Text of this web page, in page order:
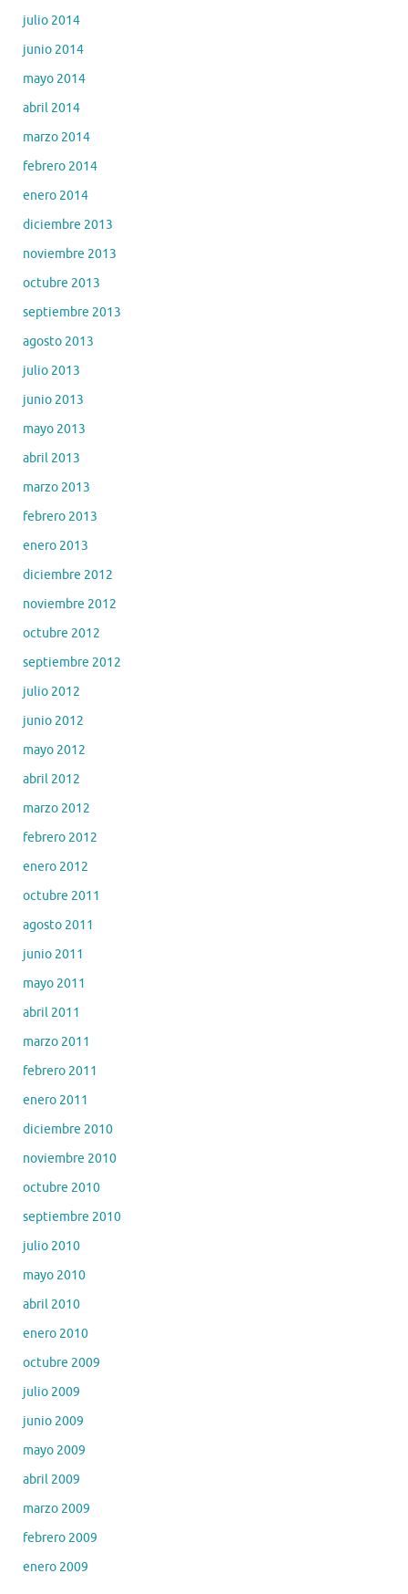
julio 2014
junio 2014
mayo 2014
abril 2014
marzo 2014
febrero 2014
enero 2014
diciembre 2013
noviembre 2013
octubre 2013
septiembre 2013
agosto 2013
julio 2013
junio 2013
mayo 2013
abril 2013
marzo 2013
febrero 2013
enero 2013
diciembre 2012
noviembre 2012
octubre 2012
septiembre 2012
julio 2012
junio 2012
mayo 2012
abril 2012
marzo 2012
febrero 2012
enero 2012
octubre 2011
agosto 2011
junio 2011
mayo 2011
abril 2011
marzo 2011
febrero 2011
enero 2011
diciembre 2010
noviembre 2010
octubre 2010
septiembre 2010
julio 2010
mayo 2010
abril 2010
enero 2010
octubre 2009
julio 2009
junio 2009
mayo 2009
abril 2009
marzo 2009
febrero 2009
enero 2009